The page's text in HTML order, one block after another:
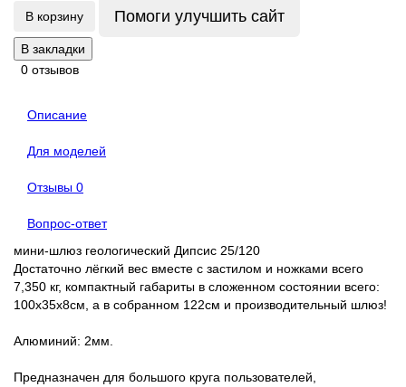
В корзину Помоги улучшить сайт
В закладки
0 отзывов
Описание
Для моделей
Отзывы 0
Вопрос-ответ
мини-шлюз геологический Дипсис 25/120
Достаточно лёгкий вес вместе с застилом и ножками всего
7,350 кг, компактный габариты в сложенном состоянии всего:
100х35х8см, а в собранном 122см и производительный шлюз!
Алюминий: 2мм.
Предназначен для большого круга пользователей,